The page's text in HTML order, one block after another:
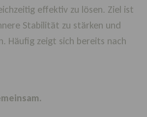
effektiv zu lösen. Ziel ist
Stabilität zu stärken und
Häufig zeigt sich bereits nach